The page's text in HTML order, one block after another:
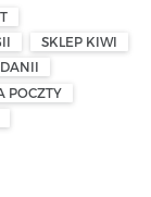
SKLEP KIWI
POCZTY